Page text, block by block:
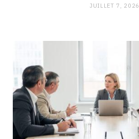
JUILLET 7, 2026